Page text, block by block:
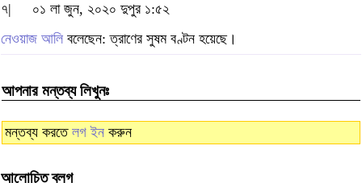
৭|
০১ লা জুন, ২০২০ দুপুর ১:৫২
নেওয়াজ আলি বলেছেন: ত্রাণের সুষম বণ্টন হয়েছে।
আপনার মন্তব্য লিখুনঃ
মন্তব্য করতে লগ ইন করুন
আলোচিত ব্লগ